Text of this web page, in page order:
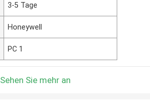
3-5 Tage
Honeywell
PC 1
Sehen Sie mehr an